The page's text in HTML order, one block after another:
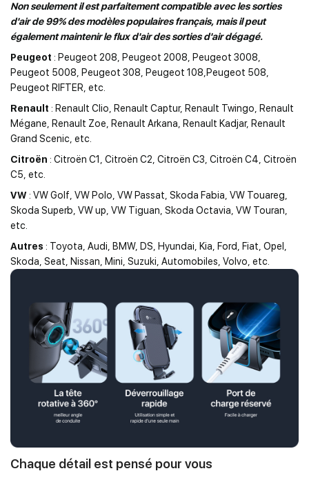
Non seulement il est parfaitement compatible avec les sorties
d'air de 99% des modèles populaires français, mais il peut
également maintenir le flux d'air des sorties d'air dégagé.
Peugeot : Peugeot 208, Peugeot 2008, Peugeot 3008,
Peugeot 5008, Peugeot 308, Peugeot 108,Peugeot 508,
Peugeot RIFTER, etc.
Renault : Renault Clio, Renault Captur, Renault Twingo, Renault
Mégane, Renault Zoe, Renault Arkana, Renault Kadjar, Renault
Grand Scenic, etc.
Citroën : Citroën C1, Citroën C2, Citroën C3, Citroën C4, Citroën
C5, etc.
VW : VW Golf, VW Polo, VW Passat, Skoda Fabia, VW Touareg,
Skoda Superb, VW up, VW Tiguan, Skoda Octavia, VW Touran,
etc.
Autres : Toyota, Audi, BMW, DS, Hyundai, Kia, Ford, Fiat, Opel,
Skoda, Seat, Nissan, Mini, Suzuki, Automobiles, Volvo, etc.
Chaque détail est pensé pour vous